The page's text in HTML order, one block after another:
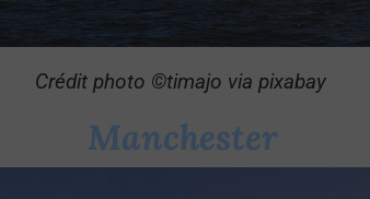
Crédit photo ©timajo via pixabay
Manchester